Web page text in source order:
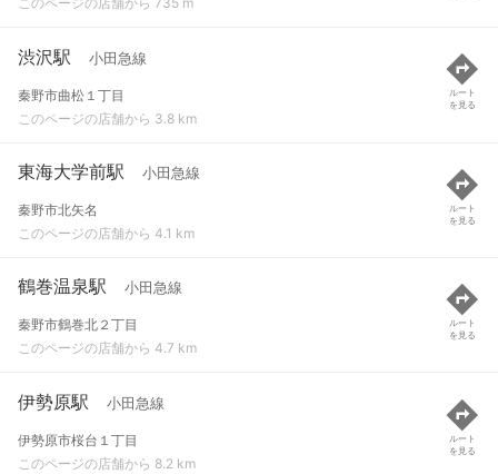
渋沢駅 小田急線
秦野市曲松１丁目
このページの店舗から 3.8 km
ルート
を見る
東海大学前駅 小田急線
秦野市北矢名
このページの店舗から 4.1 km
ルート
を見る
鶴巻温泉駅 小田急線
秦野市鶴巻北２丁目
このページの店舗から 4.7 km
ルート
を見る
伊勢原駅 小田急線
伊勢原市桜台１丁目
このページの店舗から 8.2 km
ルート
を見る